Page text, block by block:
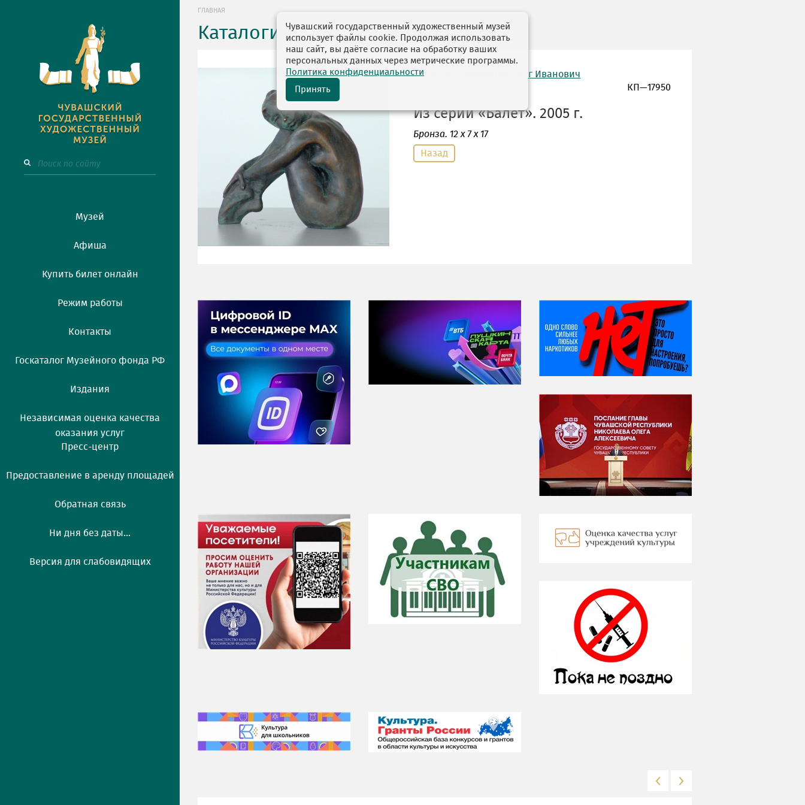
Музей
Афиша
Купить билет онлайн
Режим работы
Контакты
Госкаталог Музейного фонда РФ
Издания
Независимая оценка качества
оказания услуг
Пресс-центр
Предоставление в аренду площадей
Обратная связь
Ни дня без даты...
Версия для слабовидящих
ГЛАВНАЯ
Каталоги выставок
автор: Ксенофонтов Олег Иванович
КП—17950
Из серии «Балет». 2005 г.
Бронза. 12 х 7 х 17
Назад
НИ ДНЯ БЕЗ ДАТЫ...
06 августа
Яков Яковлевич
Вебер
Чувашский государственный художественный музей
использует файлы cookie. Продолжая использовать
наш сайт, вы даёте согласие на обработку ваших
персональных данных через метрические программы.
Политика конфиденциальности
Принять